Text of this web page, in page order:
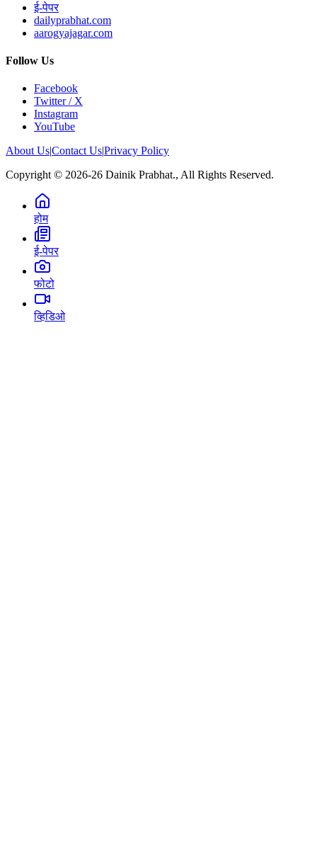
ई-पेपर
dailyprabhat.com
aarogyajagar.com
Follow Us
Facebook
Twitter / X
Instagram
YouTube
About Us|Contact Us|Privacy Policy
Copyright © 2026-26 Dainik Prabhat., All Rights Reserved.
होम
ई-पेपर
फोटो
व्हिडिओ